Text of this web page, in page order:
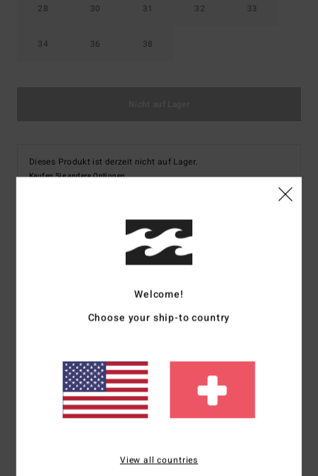
28 30 31 32 33
34 36 38
Dieses Produkt ist derzeit nicht auf Lager.
Kaufen Sie andere Optionen
Details & Funktionen
Farbcodemgn
18,5", 4-Way-Pro-Stretchgewebe
Zusammensetzung[Hauptmaterial] 72 % recyceltes
Polyester / 20 % Baumwolle / 8 % Elastan
Versand & Rückversand
Welcome!
Choose your ship-to country
View all countries